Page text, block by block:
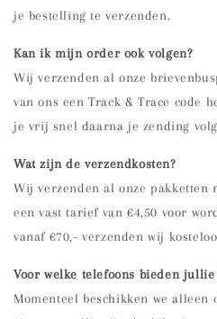
je bestelling te verzenden.
Kan ik mijn order ook volgen?
Wij verzenden al onze
van ons een Track & Trace code
je vrij snel daarna je zending
Wat zijn de verzendkosten?
Wij verzenden al onze pakketten
een vast tarief van €4,50 voor
vanaf €70,- verzenden wij
Voor welke telefoons bieden jullie
Momenteel beschikken we alleen